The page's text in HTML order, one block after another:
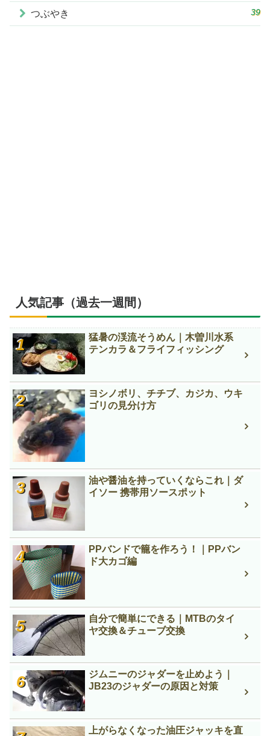
つぶやき 39
人気記事（過去一週間）
猛暑の渓流そうめん｜木曽川水系
テンカラ＆フライフィッシング
ヨシノボリ、チチブ、カジカ、ウキ
ゴリの見分け方
油や醤油を持っていくならこれ｜ダ
イソー 携帯用ソースポット
PPバンドで籠を作ろう！｜PPバン
ド大カゴ編
自分で簡単にできる｜MTBのタイ
ヤ交換＆チューブ交換
ジムニーのジャダーを止めよう｜
JB23のジャダーの原因と対策
上がらなくなった油圧ジャッキを直